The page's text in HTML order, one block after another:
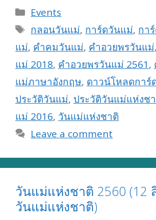
Categories
Events
Tags
กลอนวันแม่, การ์ดวันแม่, กา
แม่, คำคมวันแม่, คำอวยพรวันแม่,
แม่ 2018, คำอวยพรวันแม่ 2561,
แม่ภาษาอังกฤษ, ดาวน์โหลดการ์
ประวัติวันแม่, ประวัติวันแม่แห่งช
แม่ 2016, วันแม่แห่งชาติ
Leave a comment
วันแม่แห่งชาติ 2560 (12
วันแม่แห่งชาติ)